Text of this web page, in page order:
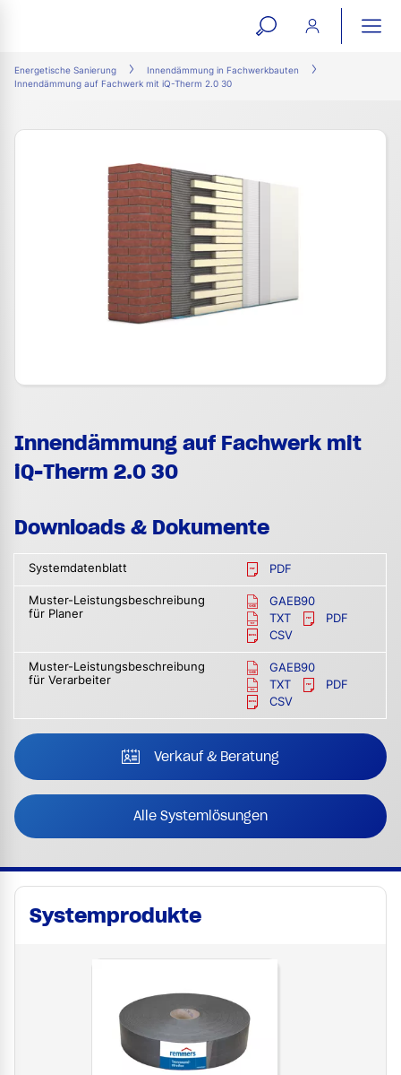
open
search
Energetische Sanierung
Innendämmung in Fachwerkbauten
Innendämmung auf Fachwerk mit iQ-Therm 2.0 30
Innendämmung auf Fachwerk mit
iQ-Therm 2.0 30
Downloads & Dokumente
Systemdatenblatt PDF
Muster-Leistungsbeschreibung
für Planer
GAEB90
TXT
PDF
CSV
Muster-Leistungsbeschreibung
für Verarbeiter
GAEB90
TXT
PDF
CSV
Verkauf & Beratung
Alle Systemlösungen
Systemprodukte